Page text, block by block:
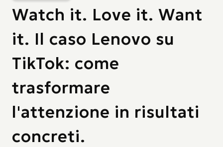
Watch it. Love it. Want
it. Il caso Lenovo su
TikTok: come
trasformare
l'attenzione in risultati
concreti.